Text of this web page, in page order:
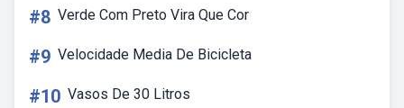
#8 Verde Com Preto Vira Que Cor
#9 Velocidade Media De Bicicleta
#10 Vasos De 30 Litros